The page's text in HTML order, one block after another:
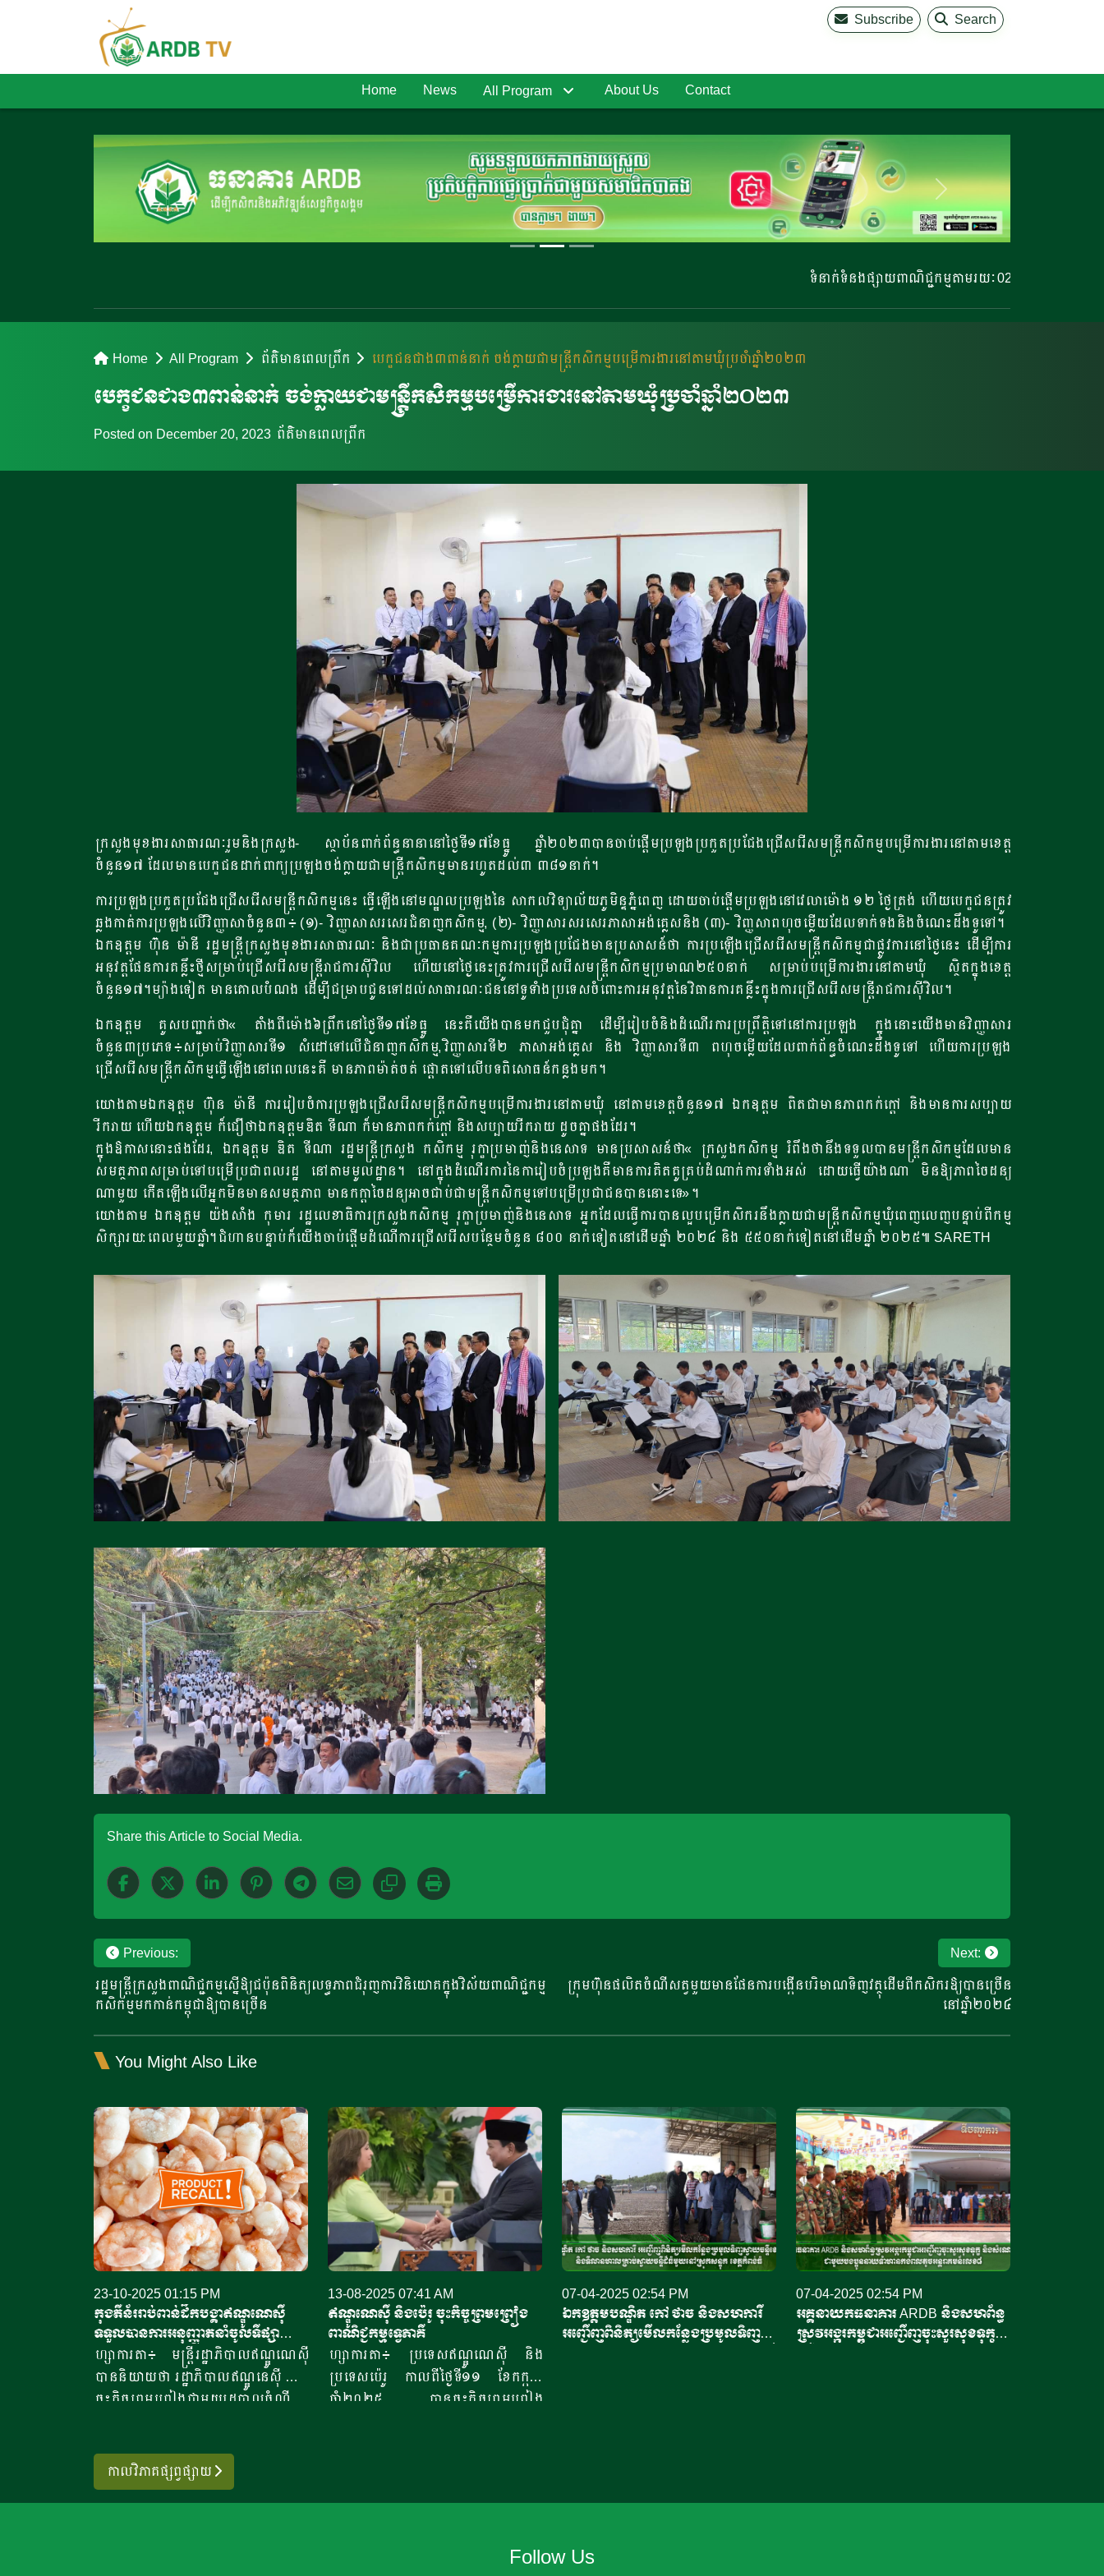
Subscribe Search
Home News All Program About Us Contact
ទំនាក់ទំនងផ្សាយពាណិជ្ជកម្មតាមរយៈ 023 220 810 | 023 220
Home All Program ព័ត៌មានពេលព្រឹក បេក្ខជនជាង៣ពាន់នាក់ ចង់ក្លាយជាមន្ត្រីកសិកម្មបម្រើការងារនៅតាមឃុំប្រចំាឆ្នំា២០២៣
បេក្ខជនជាង៣ពាន់នាក់ ចង់ក្លាយជាមន្ត្រីកសិកម្មបម្រើការងារនៅតាមឃុំប្រចំាឆ្នំា២០២៣
Posted on December 20, 2023 ព័ត៌មានពេលព្រឹក
ក្រសួងមុខងារសាធារណៈរួមនិងក្រសួង- ស្ថាប័នពាក់ព័ន្ធនានានៅថ្ងៃទី១៧ខែធ្នូ ឆ្នំា២០២៣បានចាប់ផ្តើមប្រឡងប្រកួតប្រជែងជ្រើសរើសមន្ត្រីកសិកម្មបម្រើការងារនៅតាមខេត្ត
ចំនួន១៧ ដែលមានបេក្ខជនដាក់ពាក្យប្រឡងចង់ក្លាយជាមន្ត្រីកសិកម្មមានរហូតដល់៣ ៣៨១នាក់។
ការប្រឡងប្រកួតប្រជែងជ្រើសរើសមន្ត្រីកសិកម្មនេះ ធ្វើឡើងនៅមណ្ឌលប្រឡងនៃ សាកលវិទ្យាល័យភូមិន្ទភ្នំពេញ ដោយចាប់ផ្តើមប្រឡងនៅវេលាម៉ោង ១២ ថ្ងៃត្រង់ ហើយបេក្ខជនត្រូវ
ឆ្លងកាត់ការប្រឡងលើវិញ្ញាសាចំនួន៣៖ (១)- វិញ្ញាសាសរសេរជំនាញកសិកម្ម, (២)- វិញ្ញាសារសរសេរភាសាអង់គ្លេសនិង (៣)- វិញ្ញសាពហុចម្លើយដែលទាក់ទងនិងចំណេះដឹងទូទៅ។
ឯកឧត្តម ហ៊ុន ម៉ានី រដ្ឋមន្ត្រីក្រសួងមុខងារសាធារណៈ និងជាប្រធានគណៈកម្មការប្រឡងប្រជែងមានប្រសាសន៍ថា ការប្រឡើងជ្រើសរើសមន្ត្រីកសិកម្មជាផ្លូវការនៅថ្ងៃនេះ ដើម្បីការ
អនុវត្តផែនការគន្លឹះថ្មីសម្រាប់ជ្រើសរើសមន្ត្រីរាជការស៊ីវិល ហើយនៅថ្ងៃនេះត្រូវការជ្រើសរើសមន្ត្រីកសិកម្មប្រមាណ២៥០នាក់ សម្រាប់បម្រើការងារនៅតាមឃុំ ស្ថិតក្នុងខេត្ត
ចំនួន១៧។ម្យ៉ាងទៀត មានគោលបំណង ដើម្បីជម្រាបជូនទៅដល់សាធារណៈជននៅទូទំាងប្រទេសចំពោះការអនុវត្តនៃវិធានការគន្លឹះក្នុងការជ្រើសរើសមន្ត្រីរាជការស៊ីវិល។
ឯកឧត្តម គូសបញ្ជាក់ថា« តំាងពីម៉ោង៦ព្រឹកនៅថ្ងៃទី១៧ខែធ្នូ នេះគឺយើងបានមកជួបជុំគ្នា ដើម្បីរៀបចំនិងដំណើរការប្រព្រឹត្តិទៅនៅការប្រឡង ក្នុងនោះយើងមានវិញ្ញាសារ
ចំនួន៣ប្រភេទ៖សម្រាប់វិញ្ញាសារទី១ សំដៅទៅលើជំនាញកសិកម្ម,វិញ្ញាសារទី២ ភាសាអង់គ្លេស និង វិញ្ញាសារទី៣ ពហុចម្លើយដែលពាក់ព័ន្ធចំណេះដឹងទូទៅ ហើយការប្រឡង
ជ្រើសរើសមន្ត្រីកសិកម្មធ្វើឡើងនៅពេលនេះគឺ មានភាពម៉ាត់ចត់ ផ្តោតទៅលើបទពិសោធន៍កន្លងមក។
យោងតាមឯកឧត្តម ហ៊ុន ម៉ានី ការរៀបចំការប្រឡងជ្រើសរើសមន្ត្រីកសិកម្មបម្រើការងារនៅតាមឃុំ នៅតាមខេត្តចំនួន១៧ ឯកឧត្តម ពិតជាមានភាពកក់ក្តៅ និងមានការសប្បាយ
រីករាយ ហើយឯកឧត្តម ក៏ជឿថាឯកឧត្តមឌិត ទីណា ក៏មានភាពកក់ក្តៅ និងសប្បាយរីករាយ ដូចគ្នាផងដែរ។
ក្នុងឱកាសនោះផងដែរ, ឯកឧត្តម ឌិត ទីណា រដ្ឋមន្ត្រីក្រសួង កសិកម្ម រុក្ខាប្រមាញ់និងនេសាទ មានប្រសាសន៍ថា« ក្រសួងកសិកម្ម រំពឹងថានឹងទទួលបានមន្ត្រីកសិកម្មដែលមាន
សមត្ថភាពសម្រាប់ទៅបម្រើប្រជាពលរដ្ឋ នៅតាមមូលដ្ឋាន។ នៅក្នុងដំណើរការនៃការៀបចំប្រឡងគឺមានការគិតគូគ្រប់ដំណាក់ការទំាងអស់ ដោយធ្វើយ៉ាងណា មិនឱ្យភាពចៃដន្យ
ណាមួយ កើតឡើងលើអ្នកមិនមានសមត្ថភាព មានកក្តាចៃដន្យអាចជាប់ជាមន្ត្រីកសិកម្មទៅបម្រើប្រជាជនបាននោះទេ»។
យោងតាម ឯកឧត្តម យ៉ងសំាង កុមារ រដ្ឋលេខាធិការក្រសួងកសិកម្ម រុក្ខាប្រមាញ់និងនេសាទ អ្នកដែលធ្វើការបានល្អបម្រើកសិករនឹងក្លាយជាមន្រ្តីកសិកម្មឃុំពេញលេញបន្ទាប់ពីកម្ម
សិក្សារយ:ពេលមួយឆ្នាំ។ជំហានបន្ទាប់ក៏យើងចាប់ផ្តើមដំណើការជ្រើសរើសបន្ថែមចំនួន ៨០០ នាក់ទៀតនៅដើមឆ្នាំ ២០២៤ និង ៥៥០នាក់ទៀតនៅដើមឆ្នាំ ២០២៥៕ SARETH
Share this Article to Social Media.
Post
navigation
Previous:
រដ្ឋមន្ត្រីក្រសួងពាណិជ្ជកម្មស្នើឱ្យជប៉ុនពិនិត្យលទ្ធភាពជំរុញការវិនិយោគក្នុងវិស័យពាណិជ្ជកម្ម
កសិកម្មមកកាន់កម្ពុជាឱ្យបានច្រើន
Next:
ក្រុមហ៊ុនផលិតចំណីសត្វមួយមានផែនការបង្កើនបរិមាណទិញវត្ថុដើមពីកសិករឱ្យបានច្រើន
នៅឆ្នំា២០២៤
You Might Also Like
23-10-2025 01:15 PM
កុងតឺន័ររាប់ពាន់ដឹកបង្គា​ឥណ្ឌូណេស៊ី​
ទទួលបានការអនុញ្ញាតនាំ​ចូល​ទីផ្សា
រអាម៉េរិក
ហ្សាការតា៖ មន្ត្រីរដ្ឋាភិបាលឥណ្ឌូណេស៊ី
បាននិយាយថា រដ្ឋាភិបាលឥណ្ឌូនេស៊ី បាន
ចុះកិច្ចព្រមព្រៀងជាមួយរដ្ឋបាលចំណី
ផលិតផលបង្គាឥណ្ឌូនេស៊ីទៅកាន់សហរដ្ឋ
អាម៉េរិក។ ប្រធានទីភ្នាក់ងារគ្រប់គ្រង និង
13-08-2025 07:41 AM
ឥណ្ឌូណេស៊ី និងប៉េរូ ចុះកិច្ចព្រមព្រៀង
ពាណិជ្ជកម្មទ្វេភាគី
ហ្សាការតា៖ ប្រទេសឥណ្ឌូណេស៊ី និង
ប្រទេសប៉េរូ កាលពីថ្ងៃទី១១ ខែកក្កដា
ឆ្នាំ២០២៥ បានចុះកិច្ចព្រមព្រៀង
ហ្សាកាតា ប៉ុស្ត្តិ៍ របស់ឥណ្ឌូណេស៊ី បាន
07-04-2025 02:54 PM
ឯកឧត្តមបណ្ឌិត កៅ ថាច និងសហការី
អញ្ជើញពិនិត្យមើលកន្លែងប្រមូលទិញ
07-04-2025 02:54 PM
អគ្គនាយកធនាគារ ARDB និងសហព័ន្ធ
ស្រូវអង្ករកម្ពុជាអញ្ជើញចុះសួរសុខទុក្ខ
កាលវិភាគផ្សព្វផ្សាយ
Follow Us